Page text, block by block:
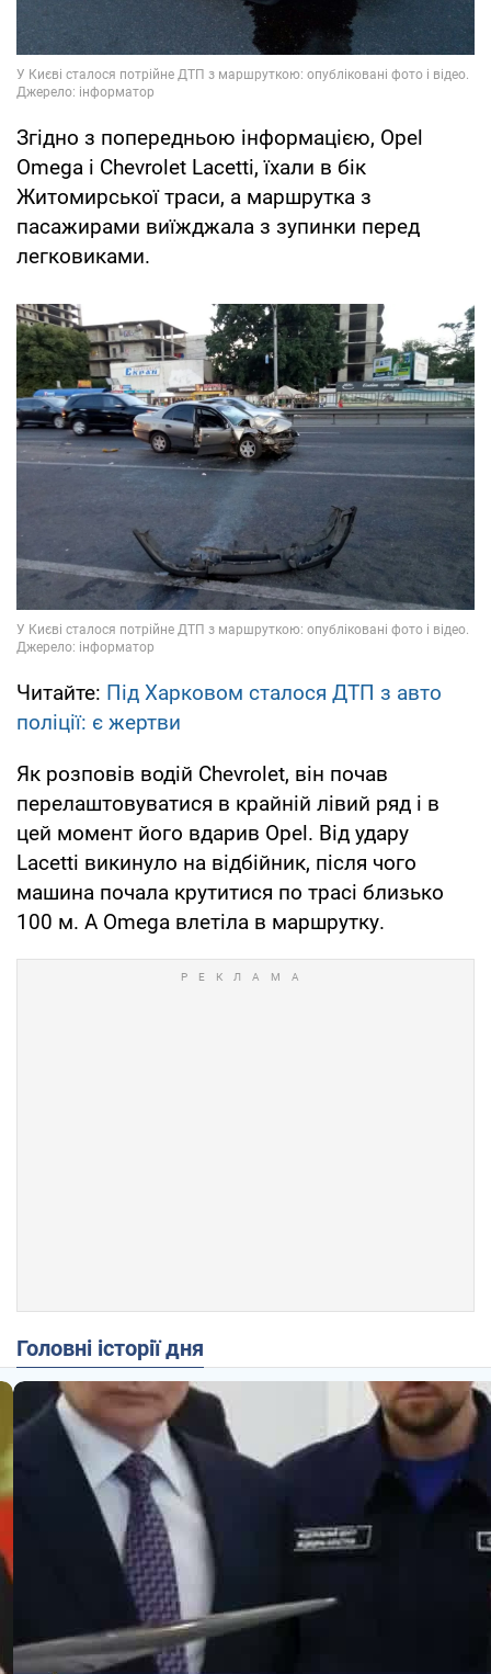
Згідно з попередньою інформацією, Opel
Omega і Chevrolet Lacetti, їхали в бік
Житомирської траси, а маршрутка з
пасажирами виїжджала з зупинки перед
легковиками.
Читайте: Під Харковом сталося ДТП з авто
поліції: є жертви
Як розповів водій Chevrolet, він почав
перелаштовуватися в крайній лівий ряд і в
цей момент його вдарив Opel. Від удару
Lacetti викинуло на відбійник, після чого
машина почала крутитися по трасі близько
100 м. А Omega влетіла в маршрутку.
Головні історії дня